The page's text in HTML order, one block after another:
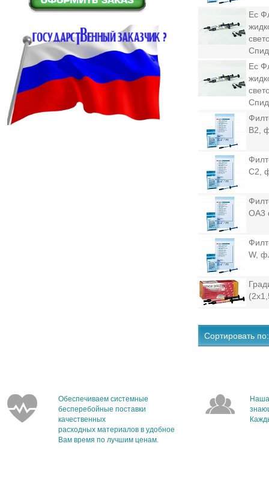
Ес
Ес
B2,
C2,
ОА3
W,
Сортировать по:
Обеспечиваем системные
бесперебойные поставки
качественных
расходных материалов в удобное
Вам время по лучшим ценам.